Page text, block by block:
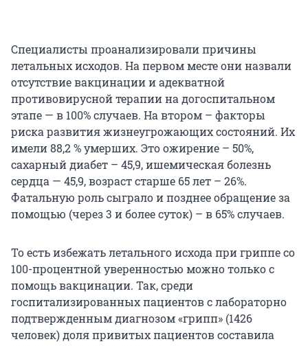
Специалисты проанализировали причины
летальных исходов. На первом месте они назвали
отсутствие вакцинации и адекватной
противовирусной терапии на догоспитальном
этапе — в 100% случаев. На втором – факторы
риска развития жизнеугрожающих состояний. Их
имели 88,2 % умерших. Это ожирение – 50%,
сахарный диабет – 45,9, ишемическая болезнь
сердца — 45,9, возраст старше 65 лет – 26%.
Фатальную роль сыграло и позднее обращение за
помощью (через 3 и более суток) – в 65% случаев.
То есть избежать летального исхода при гриппе со
100-процентной уверенностью можно только с
помощь вакцинации. Так, среди
госпитализированных пациентов с лабораторно
подтвержденным диагнозом «грипп» (1426
человек) доля привитых пациентов составила